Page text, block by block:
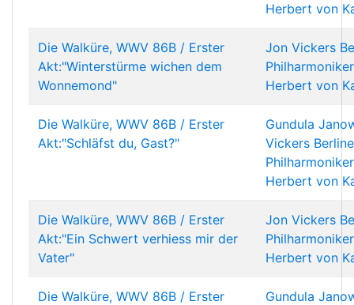
Herbert von
Die Walküre, WWV 86B / Erster
Akt:"Winterstürme wichen dem
Wonnemond"
Jon Vickers
Philharmoniker
Herbert von
Die Walküre, WWV 86B / Erster
Akt:"Schläfst du, Gast?"
Gundula
Vickers
Philharmoniker
Herbert von
Die Walküre, WWV 86B / Erster
Akt:"Ein Schwert verhiess mir der
Vater"
Jon Vickers
Philharmoniker
Herbert von
Die Walküre, WWV 86B / Erster
Gundula